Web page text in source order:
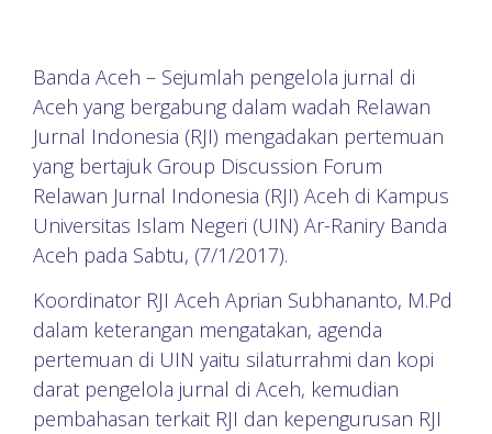
Banda Aceh – Sejumlah pengelola jurnal di
Aceh yang bergabung dalam wadah Relawan
Jurnal Indonesia (RJI) mengadakan pertemuan
yang bertajuk Group Discussion Forum
Relawan Jurnal Indonesia (RJI) Aceh di Kampus
Universitas Islam Negeri (UIN) Ar-Raniry Banda
Aceh pada Sabtu, (7/1/2017).
Koordinator RJI Aceh Aprian Subhananto, M.Pd
dalam keterangan mengatakan, agenda
pertemuan di UIN yaitu silaturrahmi dan kopi
darat pengelola jurnal di Aceh, kemudian
pembahasan terkait RJI dan kepengurusan RJI